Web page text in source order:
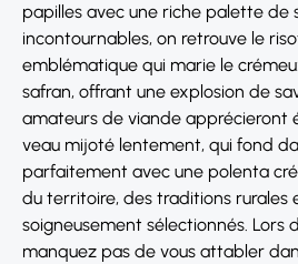
papilles avec une riche palette de
incontournables, on retrouve le
emblématique qui marie le
safran, offrant une explosion de
amateurs de viande apprécieront
veau mijoté lentement, qui fond
parfaitement avec une polenta
du territoire, des traditions rurales
soigneusement sélectionnés. Lors
manquez pas de vous attabler